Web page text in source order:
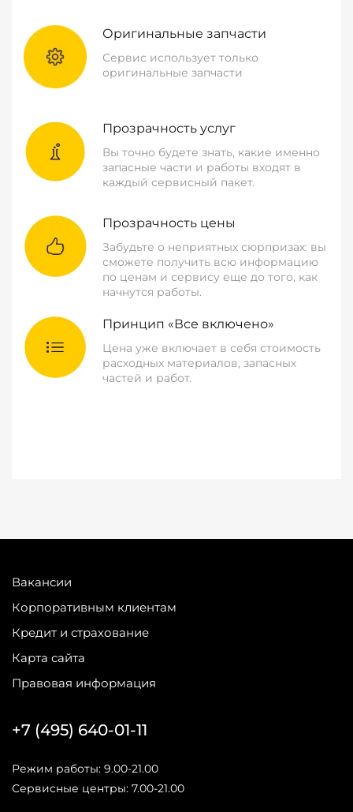
Оригинальные запчасти
Сервис использует только
оригинальные запчасти
Прозрачность услуг
Вы точно будете знать, какие именно
запасные части и работы входят в
каждый сервисный пакет.
Прозрачность цены
Забудьте о неприятных сюрпризах: вы
сможете получить всю информацию
по ценам и сервису еще до того, как
начнутся работы.
Принцип «Все включено»
Цена уже включает в себя стоимость
расходных материалов, запасных
частей и работ.
Вакансии
Корпоративным клиентам
Кредит и страхование
Карта сайта
Правовая информация
+7 (495) 640-01-11
Режим работы: 9.00-21.00
Сервисные центры: 7.00-21.00